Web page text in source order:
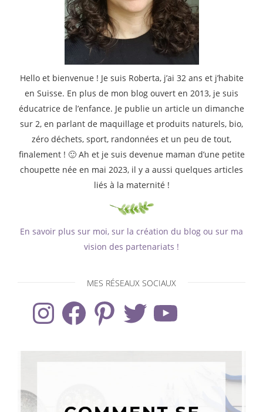
Hello et bienvenue ! Je suis Roberta, j’ai 32 ans et j’habite
en Suisse. En plus de mon blog ouvert en 2013, je suis
éducatrice de l’enfance. Je publie un article un dimanche
sur 2, en parlant de maquillage et produits naturels, bio,
zéro déchets, sport, randonnées et un peu de tout,
finalement ! 🙂 Ah et je suis devenue maman d’une petite
choupette née en mai 2023, il y a aussi quelques articles
liés à la maternité !
En savoir plus sur moi, sur la création du blog ou sur ma
vision des partenariats !
MES RÉSEAUX SOCIAUX
InstagramFacebook Pinterest Twitter